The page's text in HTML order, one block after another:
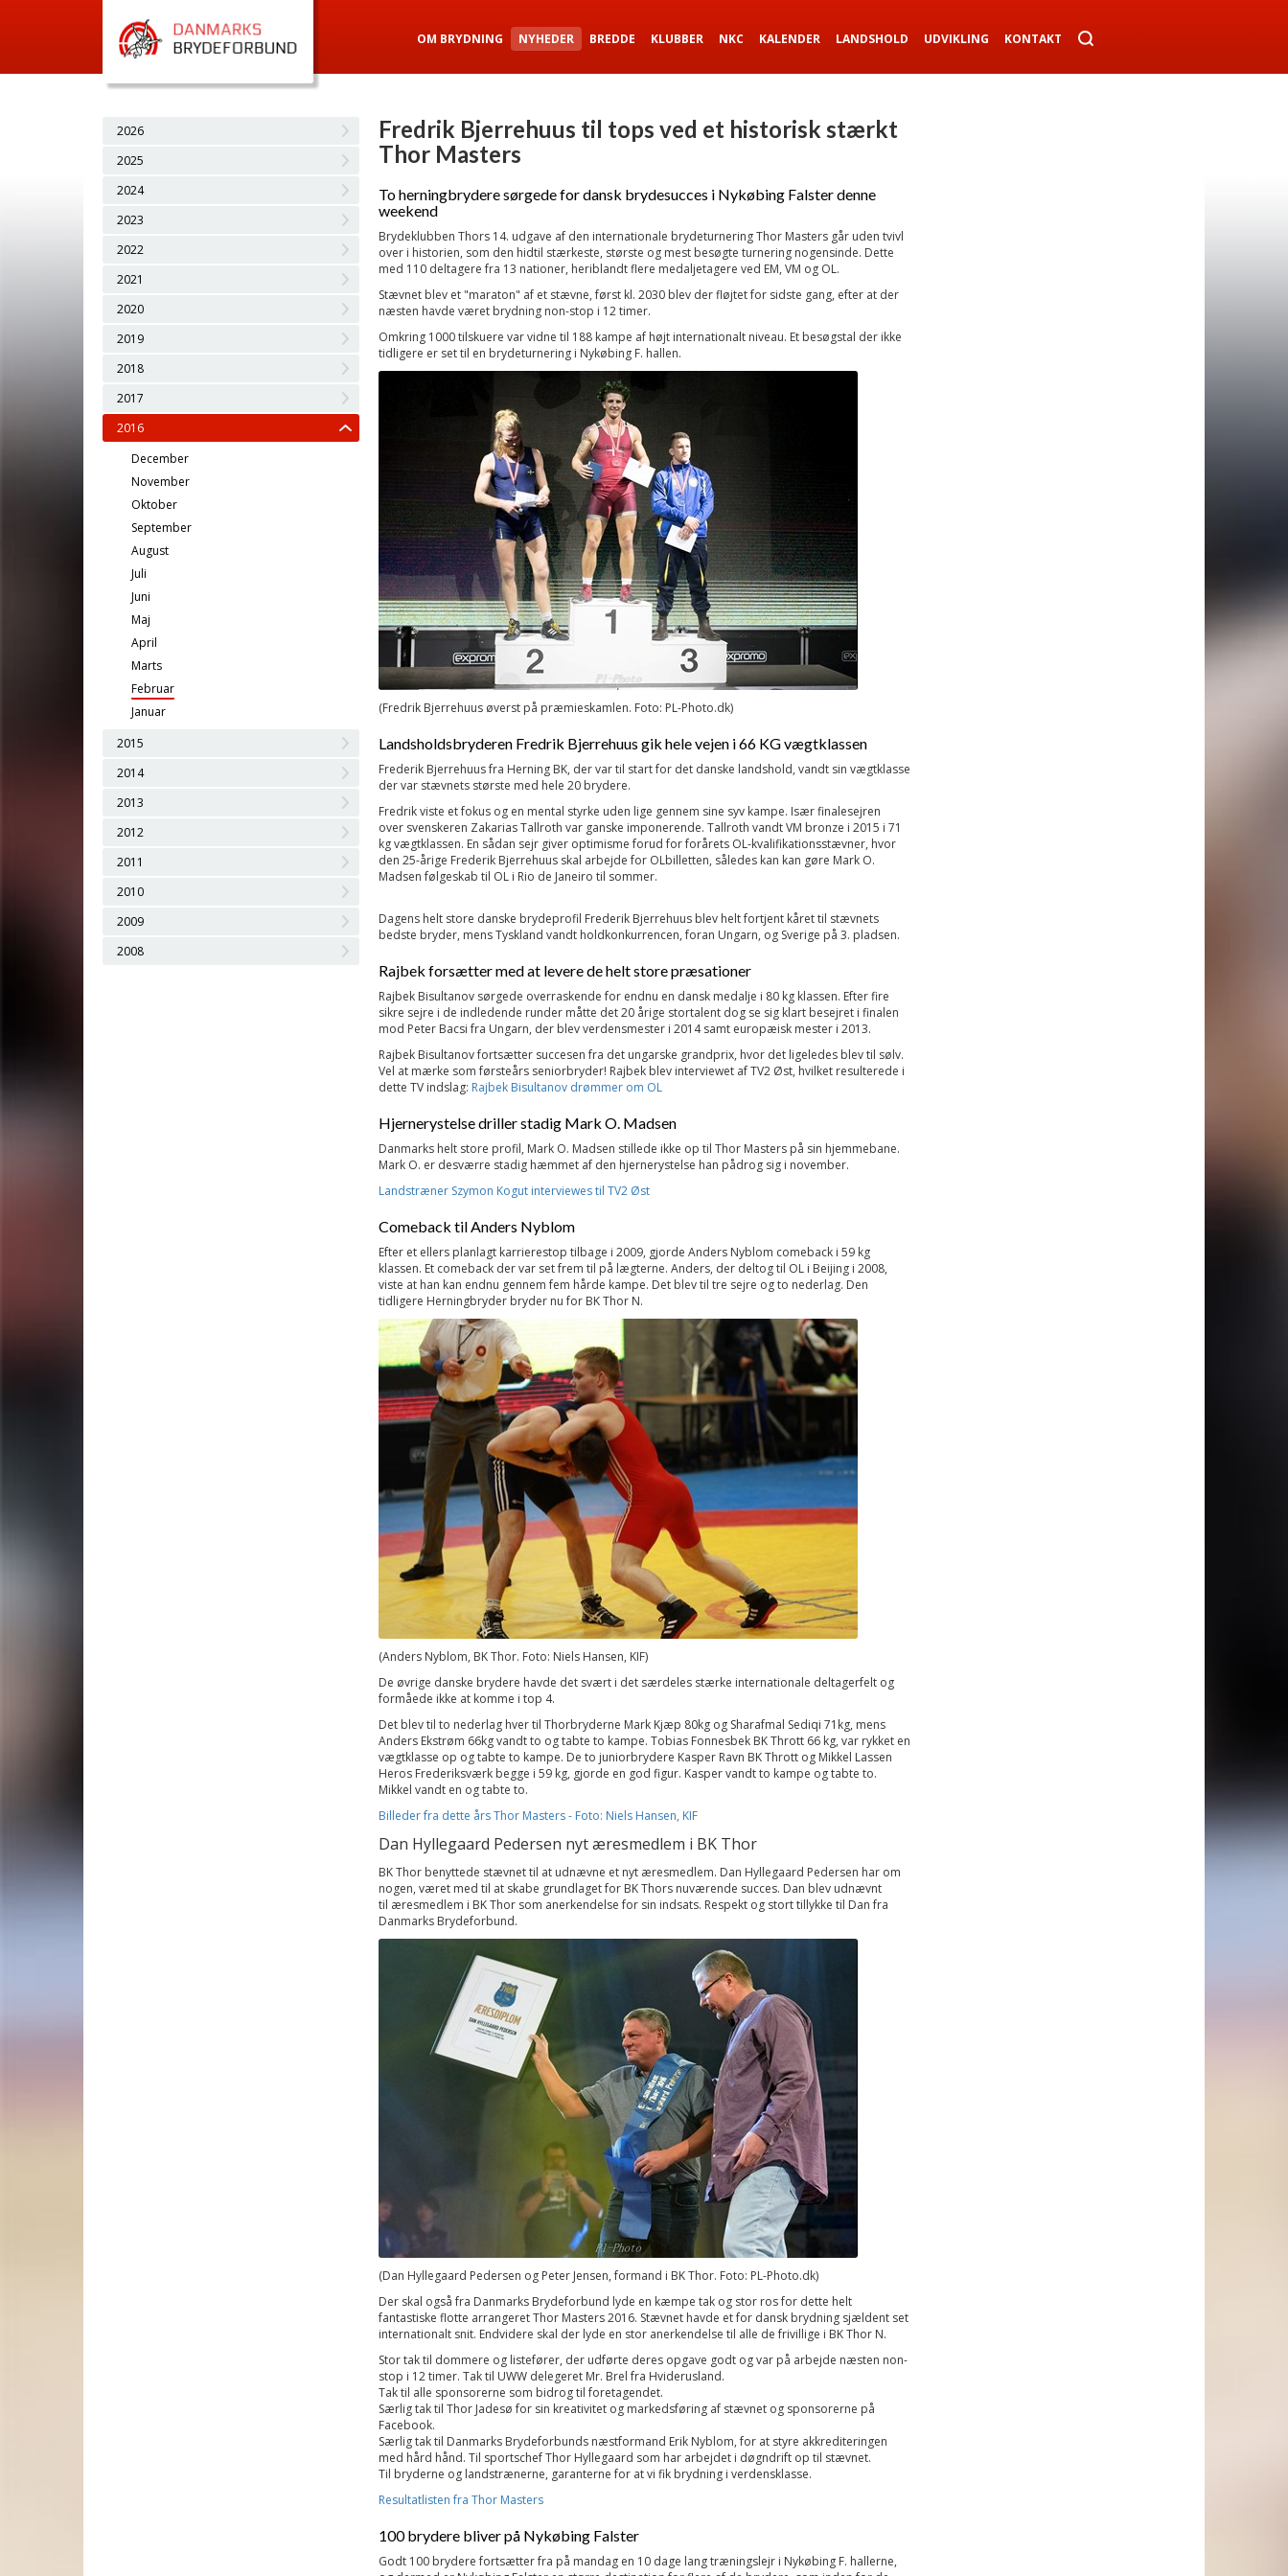
OM BRYDNING NYHEDER BREDDE KLUBBER NKC KALENDER LANDSHOLD UDVIKLING KONTAKT
2026
2025
2024
2023
2022
2021
2020
2019
2018
2017
2016
December
November
Oktober
September
August
Juli
Juni
Maj
April
Marts
Februar
Januar
2015
2014
2013
2012
2011
2010
2009
2008
Fredrik Bjerrehuus til tops ved et historisk stærkt
Thor Masters
To herningbrydere sørgede for dansk brydesucces i Nykøbing Falster denne
weekend
Brydeklubben Thors 14. udgave af den internationale brydeturnering Thor Masters går uden tvivl
over i historien, som den hidtil stærkeste, største og mest besøgte turnering nogensinde. Dette
med 110 deltagere fra 13 nationer, heriblandt flere medaljetagere ved EM, VM og OL.
Stævnet blev et "maraton" af et stævne, først kl. 2030 blev der fløjtet for sidste gang, efter at der
næsten havde været brydning non-stop i 12 timer.
Omkring 1000 tilskuere var vidne til 188 kampe af højt internationalt niveau. Et besøgstal der ikke
tidligere er set til en brydeturnering i Nykøbing F. hallen.
(Fredrik Bjerrehuus øverst på præmieskamlen. Foto: PL-Photo.dk)
Landsholdsbryderen Fredrik Bjerrehuus gik hele vejen i 66 KG vægtklassen
Frederik Bjerrehuus fra Herning BK, der var til start for det danske landshold, vandt sin vægtklasse
der var stævnets største med hele 20 brydere.
Fredrik viste et fokus og en mental styrke uden lige gennem sine syv kampe. Især finalesejren
over svenskeren Zakarias Tallroth var ganske imponerende. Tallroth vandt VM bronze i 2015 i 71
kg vægtklassen. En sådan sejr giver optimisme forud for forårets OL-kvalifikationsstævner, hvor
den 25-årige Frederik Bjerrehuus skal arbejde for OLbilletten, således kan kan gøre Mark O.
Madsen følgeskab til OL i Rio de Janeiro til sommer.
Dagens helt store danske brydeprofil Frederik Bjerrehuus blev helt fortjent kåret til stævnets
bedste bryder, mens Tyskland vandt holdkonkurrencen, foran Ungarn, og Sverige på 3. pladsen.
Rajbek forsætter med at levere de helt store præsationer
Rajbek Bisultanov sørgede overraskende for endnu en dansk medalje i 80 kg klassen. Efter fire
sikre sejre i de indledende runder måtte det 20 årige stortalent dog se sig klart besejret i finalen
mod Peter Bacsi fra Ungarn, der blev verdensmester i 2014 samt europæisk mester i 2013.
Rajbek Bisultanov fortsætter succesen fra det ungarske grandprix, hvor det ligeledes blev til sølv.
Vel at mærke som førsteårs seniorbryder! Rajbek blev interviewet af TV2 Øst, hvilket resulterede i
dette TV indslag: Rajbek Bisultanov drømmer om OL
Hjernerystelse driller stadig Mark O. Madsen
Danmarks helt store profil, Mark O. Madsen stillede ikke op til Thor Masters på sin hjemmebane.
Mark O. er desværre stadig hæmmet af den hjernerystelse han pådrog sig i november.
Landstræner Szymon Kogut interviewes til TV2 Øst
Comeback til Anders Nyblom
Efter et ellers planlagt karrierestop tilbage i 2009, gjorde Anders Nyblom comeback i 59 kg
klassen. Et comeback der var set frem til på lægterne. Anders, der deltog til OL i Beijing i 2008,
viste at han kan endnu gennem fem hårde kampe. Det blev til tre sejre og to nederlag. Den
tidligere Herningbryder bryder nu for BK Thor N.
(Anders Nyblom, BK Thor. Foto: Niels Hansen, KIF)
De øvrige danske brydere havde det svært i det særdeles stærke internationale deltagerfelt og
formåede ikke at komme i top 4.
Det blev til to nederlag hver til Thorbryderne Mark Kjæp 80kg og Sharafmal Sediqi 71kg, mens
Anders Ekstrøm 66kg vandt to og tabte to kampe. Tobias Fonnesbek BK Thrott 66 kg, var rykket en
vægtklasse op og tabte to kampe. De to juniorbrydere Kasper Ravn BK Thrott og Mikkel Lassen
Heros Frederiksværk begge i 59 kg, gjorde en god figur. Kasper vandt to kampe og tabte to.
Mikkel vandt en og tabte to.
Billeder fra dette års Thor Masters - Foto: Niels Hansen, KIF
Dan Hyllegaard Pedersen nyt æresmedlem i BK Thor
BK Thor benyttede stævnet til at udnævne et nyt æresmedlem. Dan Hyllegaard Pedersen har om
nogen, været med til at skabe grundlaget for BK Thors nuværende succes. Dan blev udnævnt
til æresmedlem i BK Thor som anerkendelse for sin indsats. Respekt og stort tillykke til Dan fra
Danmarks Brydeforbund.
(Dan Hyllegaard Pedersen og Peter Jensen, formand i BK Thor. Foto: PL-Photo.dk)
Der skal også fra Danmarks Brydeforbund lyde en kæmpe tak og stor ros for dette helt
fantastiske flotte arrangeret Thor Masters 2016. Stævnet havde et for dansk brydning sjældent set
internationalt snit. Endvidere skal der lyde en stor anerkendelse til alle de frivillige i BK Thor N.
Stor tak til dommere og listefører, der udførte deres opgave godt og var på arbejde næsten non-
stop i 12 timer. Tak til UWW delegeret Mr. Brel fra Hviderusland.
Tak til alle sponsorerne som bidrog til foretagendet.
Særlig tak til Thor Jadesø for sin kreativitet og markedsføring af stævnet og sponsorerne på
Facebook.
Særlig tak til Danmarks Brydeforbunds næstformand Erik Nyblom, for at styre akkrediteringen
med hård hånd. Til sportschef Thor Hyllegaard som har arbejdet i døgndrift op til stævnet.
Til bryderne og landstrænerne, garanterne for at vi fik brydning i verdensklasse.
Resultatlisten fra Thor Masters
100 brydere bliver på Nykøbing Falster
Godt 100 brydere fortsætter fra på mandag en 10 dage lang træningslejr i Nykøbing F. hallerne,